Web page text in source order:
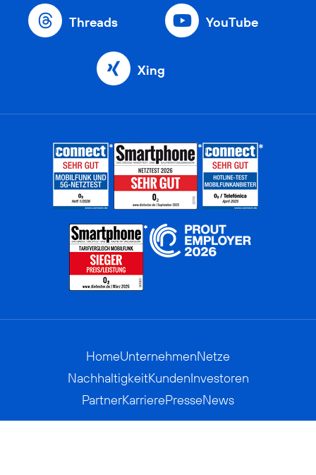
Threads YouTube
Xing
HomeUnternehmenNetze
NachhaltigkeitKundenInvestoren
PartnerKarrierePresseNews